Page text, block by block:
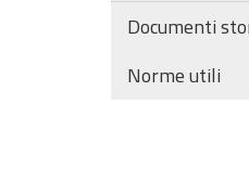
Documenti
Norme utili